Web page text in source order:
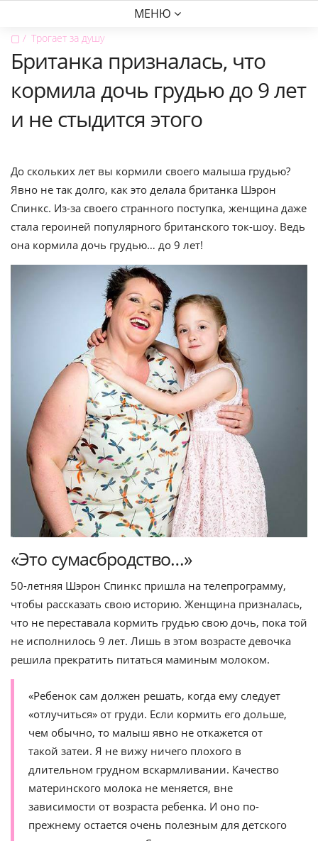
МЕНЮ
▢ Трогает за душу
Британка призналась, что
кормила дочь грудью до 9 лет
и не стыдится этого
До скольких лет вы кормили своего малыша грудью?
Явно не так долго, как это делала британка Шэрон
Спинкс. Из-за своего странного поступка, женщина даже
стала героиней популярного британского ток-шоу. Ведь
она кормила дочь грудью… до 9 лет!
«Это сумасбродство…»
50-летняя Шэрон Спинкс пришла на телепрограмму,
чтобы рассказать свою историю. Женщина призналась,
что не переставала кормить грудью свою дочь, пока той
не исполнилось 9 лет. Лишь в этом возрасте девочка
решила прекратить питаться маминым молоком.
«Ребенок сам должен решать, когда ему следует
«отлучиться» от груди. Если кормить его дольше,
чем обычно, то малыш явно не откажется от
такой затеи. Я не вижу ничего плохого в
длительном грудном вскармливании. Качество
материнского молока не меняется, вне
зависимости от возраста ребенка. И оно по-
прежнему остается очень полезным для детского